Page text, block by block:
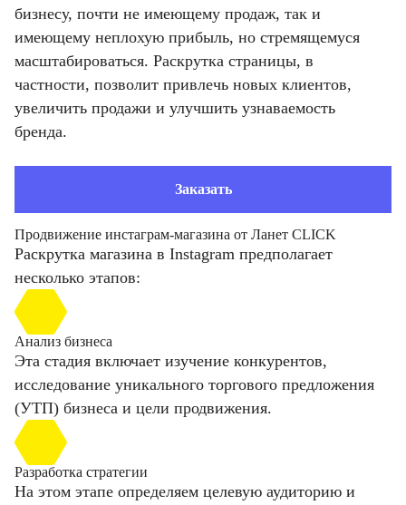
бизнесу, почти не имеющему продаж, так и
имеющему неплохую прибыль, но стремящемуся
масштабироваться. Раскрутка страницы, в
частности, позволит привлечь новых клиентов,
увеличить продажи и улучшить узнаваемость
бренда.
Заказать
Продвижение инстаграм-магазина от Ланет CLICK
Раскрутка магазина в Instagram предполагает
несколько этапов:
Анализ бизнеса
Эта стадия включает изучение конкурентов,
исследование уникального торгового предложения
(УТП) бизнеса и цели продвижения.
Разработка стратегии
На этом этапе определяем целевую аудиторию и